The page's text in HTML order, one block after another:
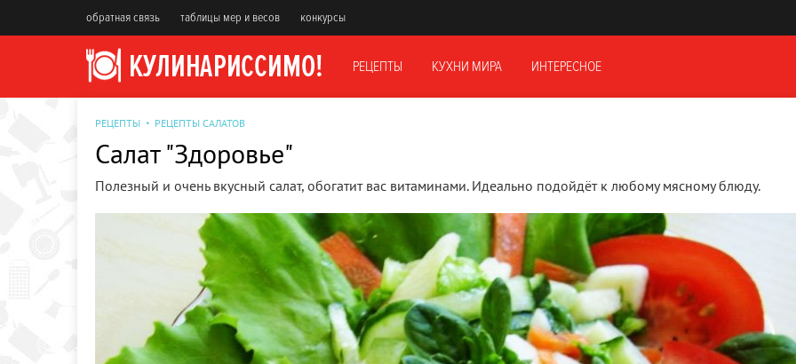
обратная связь таблицы мер и весов конкурсы
РЕЦЕПТЫ КУХНИ МИРА ИНТЕРЕСНОЕ
РЕЦЕПТЫ РЕЦЕПТЫ САЛАТОВ
Салат "Здоровье"
Полезный и очень вкусный салат, обогатит вас витаминами. Идеально подойдёт к любому мясному блюду.